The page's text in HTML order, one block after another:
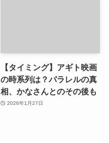
【タイミング】アギト映画
の時系列は？パラレルの真
相、かなさんとのその後も
2026年1月27日